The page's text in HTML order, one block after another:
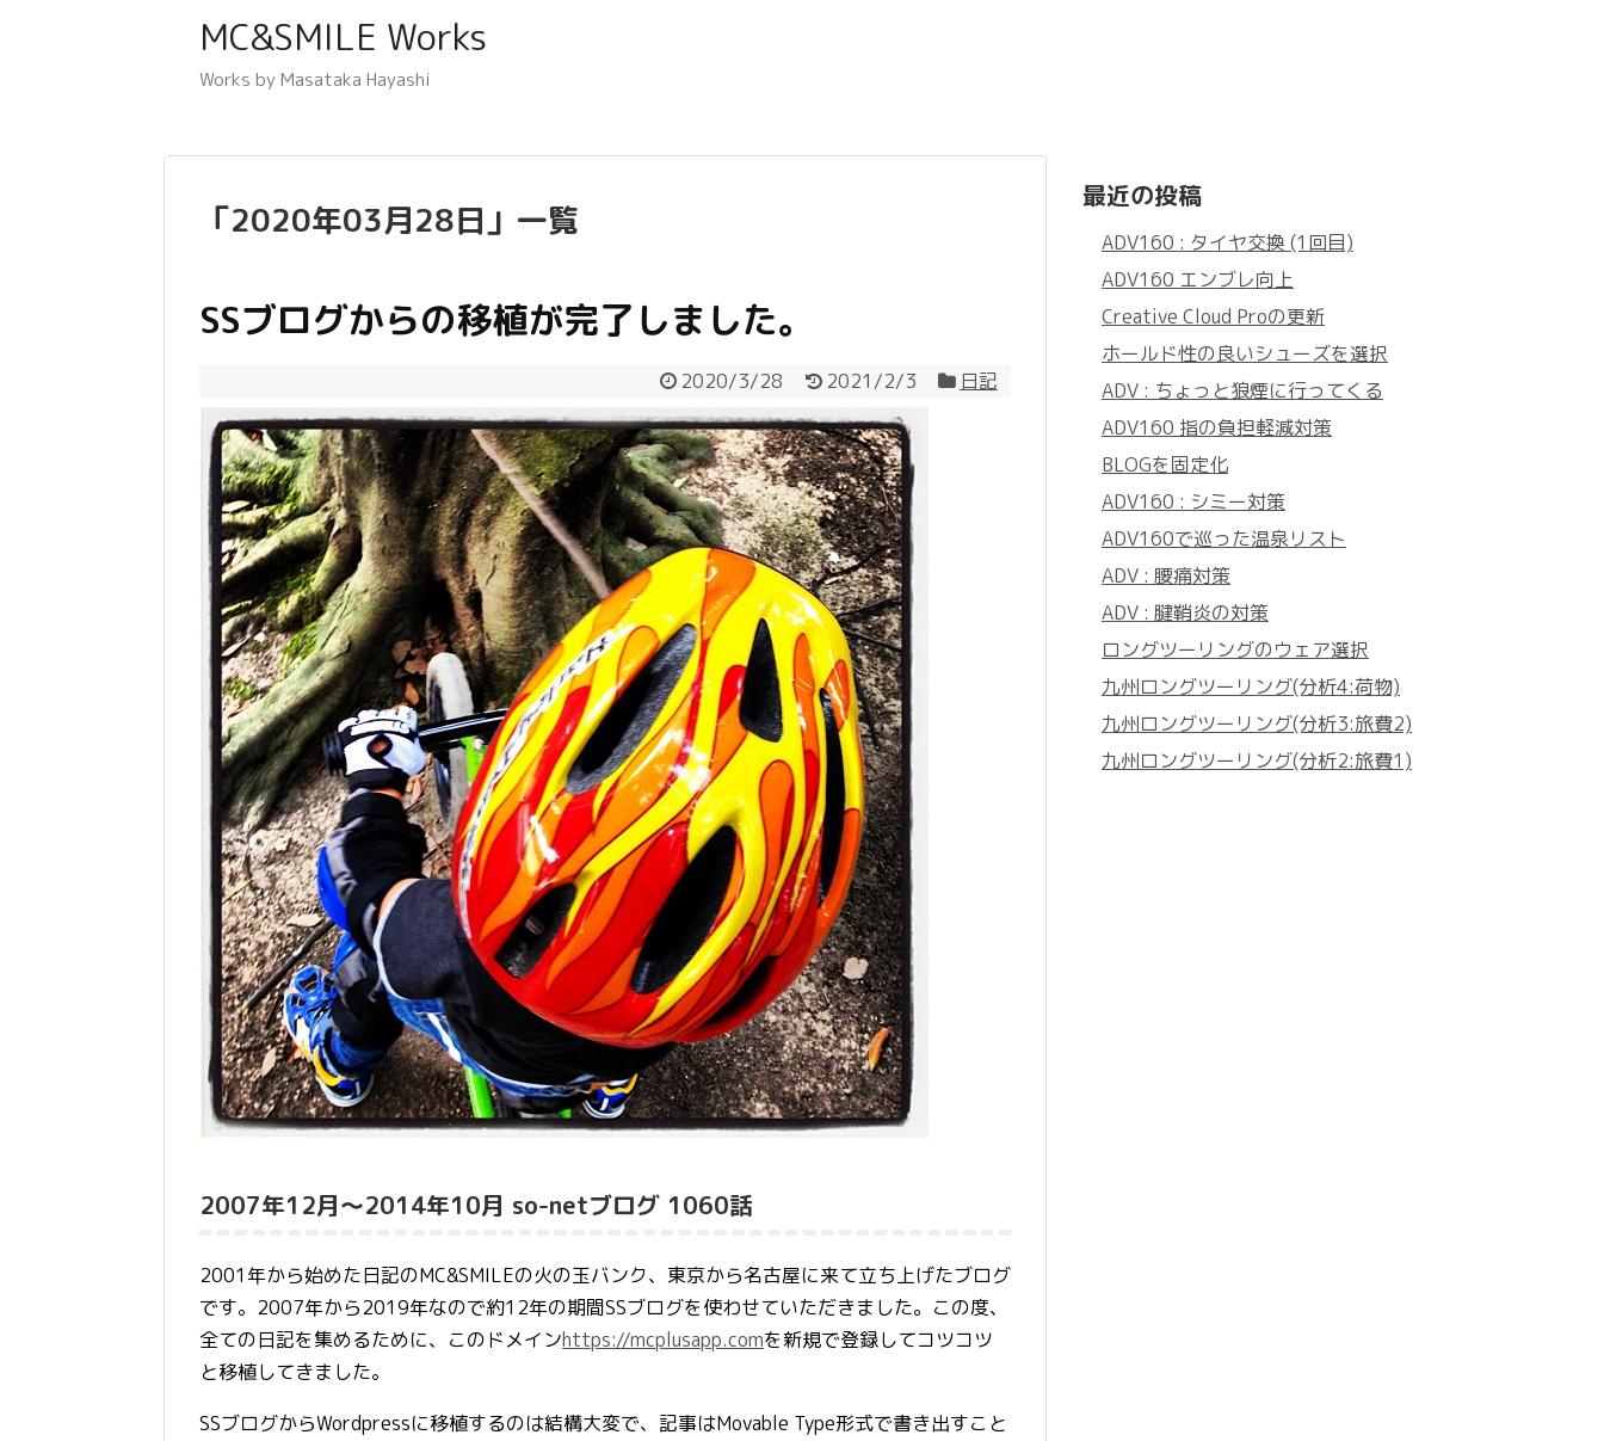
MC&SMILE Works
Works by Masataka Hayashi
「2020年03月28日」 一覧
SSブログからの移植が完了しました。
2020/3/28 2021/2/3 日記
2007年12月〜2014年10月 so-netブログ 1060話
2001年から始めた日記のMC&SMILEの火の玉バンク、東京から名古屋に来て立ち上げたブログ
です。2007年から2019年なので約12年の期間SSブログを使わせていただきました。この度、
全ての日記を集めるために、このドメインhttps://mcplusapp.comを新規で登録してコツコツ
と移植してきました。
SSブログからWordpressに移植するのは結構大変で、記事はMovable Type形式で書き出すこと
最近の投稿
ADV160 : タイヤ交換 (1回目)
ADV160 エンブレ向上
Creative Cloud Proの更新
ホールド性の良いシューズを選択
ADV : ちょっと狼煙に行ってくる
ADV160 指の負担軽減対策
BLOGを固定化
ADV160 : シミー対策
ADV160で巡った温泉リスト
ADV : 腰痛対策
ADV : 腱鞘炎の対策
ロングツーリングのウェア選択
九州ロングツーリング(分析4:荷物)
九州ロングツーリング(分析3:旅費2)
九州ロングツーリング(分析2:旅費1)